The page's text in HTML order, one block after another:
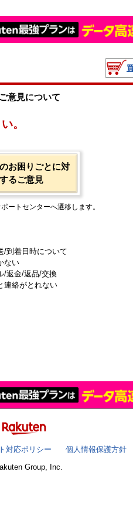
意見について
。
お困りごとに対
するご意見
ートセンターへ遷移します。
/到着日時について
ない
/返金/返品/交換
連絡がとれない
対応ポリシー
個人情報保護方針
Group, Inc.